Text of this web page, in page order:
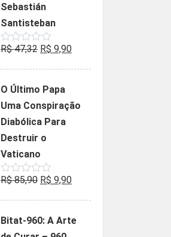
Sebastián
Santisteban
Avaliação
de
R$47,32 O
era:
R$ 47,32.
R$ 9,90O
R$ 9,90.
O Último Papa
Uma Conspiração
Diabólica Para
Destruir o
Vaticano
Avaliação
de
R$85,90 O
era:
R$ 9,90O
é:
Bitat-960: A Arte